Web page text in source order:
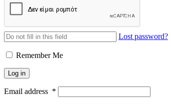
Lost password?
Remember Me
Log in
Email address *